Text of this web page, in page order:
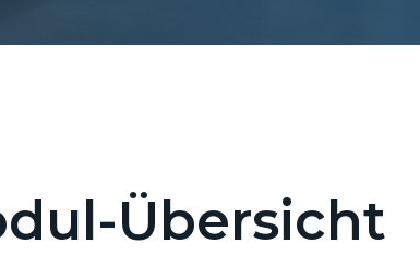
Übersicht